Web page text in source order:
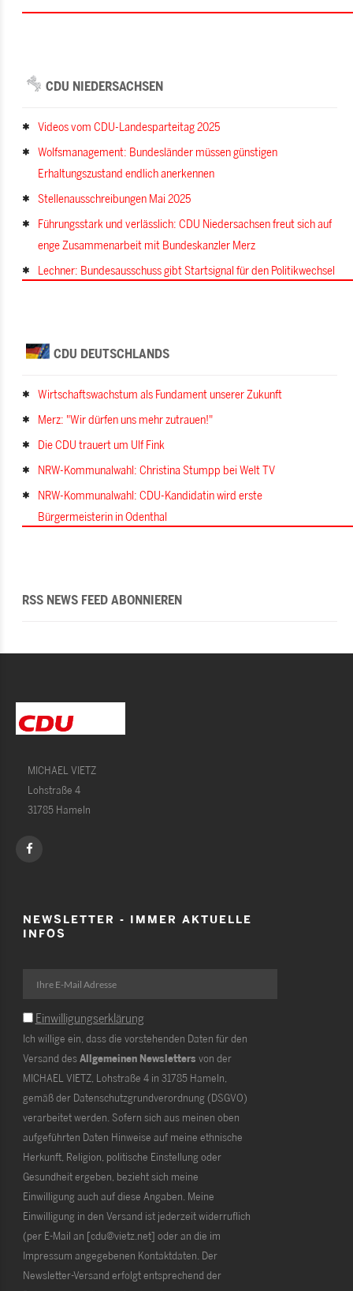
CDU NIEDERSACHSEN
Videos vom CDU-Landesparteitag 2025
Wolfsmanagement: Bundesländer müssen günstigen
Erhaltungszustand endlich anerkennen
Stellenausschreibungen Mai 2025
Führungsstark und verlässlich: CDU Niedersachsen freut sich auf
enge Zusammenarbeit mit Bundeskanzler Merz
Lechner: Bundesausschuss gibt Startsignal für den Politikwechsel
CDU DEUTSCHLANDS
Wirtschaftswachstum als Fundament unserer Zukunft
Merz: "Wir dürfen uns mehr zutrauen!"
Die CDU trauert um Ulf Fink
NRW-Kommunalwahl: Christina Stumpp bei Welt TV
NRW-Kommunalwahl: CDU-Kandidatin wird erste
Bürgermeisterin in Odenthal
RSS NEWS FEED ABONNIEREN
MICHAEL VIETZ
Lohstraße 4
31785 Hameln
NEWSLETTER - IMMER AKTUELLE
INFOS
Einwilligungserklärung
Ich willige ein, dass die vorstehenden Daten für den
Versand desAllgemeinen Newsletters von der
MICHAEL VIETZ, Lohstraße 4 in 31785 Hameln,
gemäß der Datenschutzgrundverordnung (DSGVO)
verarbeitet werden. Sofern sich aus meinen oben
aufgeführten Daten Hinweise auf meine ethnische
Herkunft, Religion, politische Einstellung oder
Gesundheit ergeben, bezieht sich meine
Einwilligung auch auf diese Angaben. Meine
Einwilligung in den Versand ist jederzeit widerruflich
(per E-Mail an [cdu@vietz.net] oder an die im
Impressum angegebenen Kontaktdaten. Der
Newsletter-Versand erfolgt entsprechend der